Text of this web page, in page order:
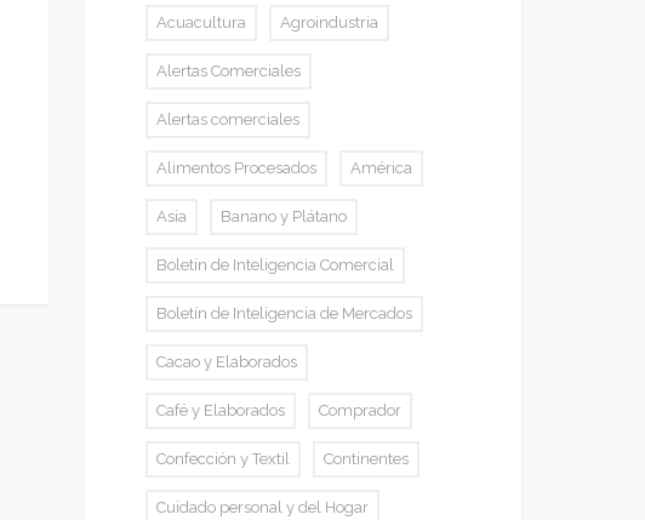
Acuacultura Agroindustria
Alertas Comerciales
Alertas comerciales
Alimentos Procesados América
Asia Banano y Plátano
Boletín de Inteligencia Comercial
Boletín de Inteligencia de Mercados
Cacao y Elaborados
Café y Elaborados Comprador
Confección y Textil Continentes
Cuidado personal y del Hogar